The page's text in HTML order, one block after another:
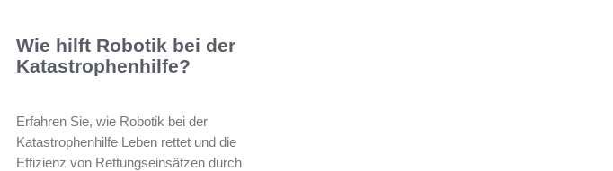
Wie hilft Robotik bei der
Katastrophenhilfe?
Erfahren Sie, wie Robotik bei der
Katastrophenhilfe Leben rettet und die
Effizienz von Rettungseinsätzen durch